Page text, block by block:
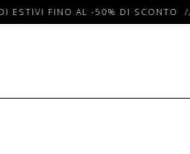
ESTIVI FINO AL -50% DI SCONTO //